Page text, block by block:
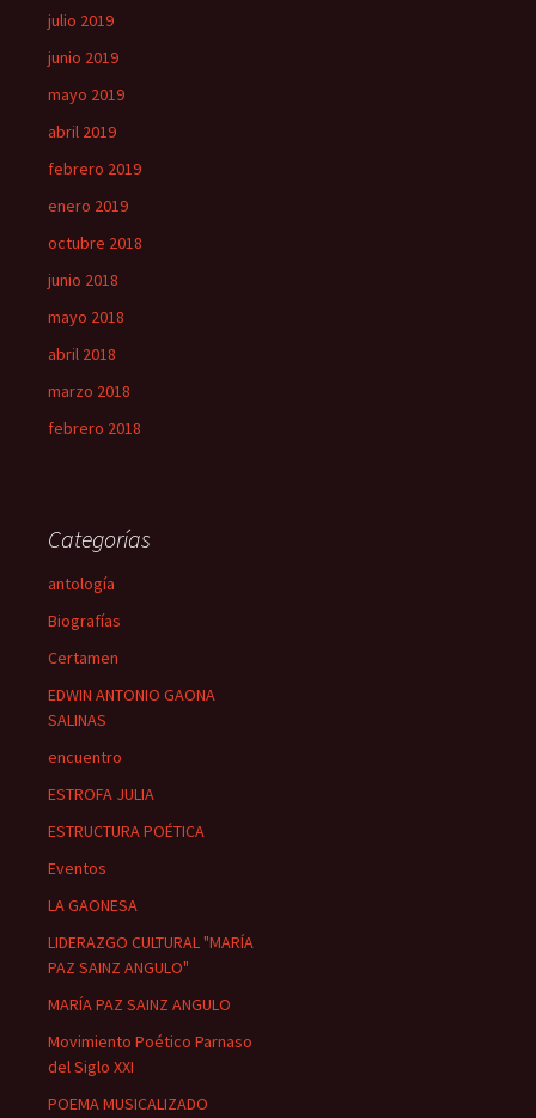
julio 2019
junio 2019
mayo 2019
abril 2019
febrero 2019
enero 2019
octubre 2018
junio 2018
mayo 2018
abril 2018
marzo 2018
febrero 2018
Categorías
antología
Biografías
Certamen
EDWIN ANTONIO GAONA
SALINAS
encuentro
ESTROFA JULIA
ESTRUCTURA POÉTICA
Eventos
LA GAONESA
LIDERAZGO CULTURAL "MARÍA
PAZ SAINZ ANGULO"
MARÍA PAZ SAINZ ANGULO
Movimiento Poético Parnaso
del Siglo XXI
POEMA MUSICALIZADO